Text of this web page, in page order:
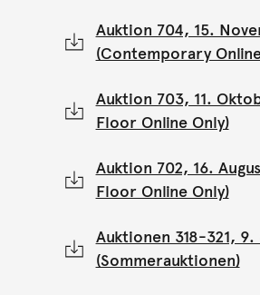
Auktion 704, 15.
(Contemporary
Auktion 703, 11.
Floor Online Only)
Auktion 702, 16.
Floor Online Only)
Auktionen 318-321, 9.
(Sommerauktionen)